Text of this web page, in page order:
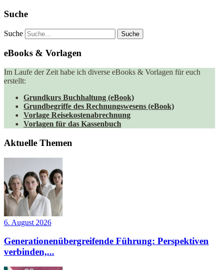
Suche
Suche
eBooks & Vorlagen
Im Laufe der Zeit habe ich diverse eBooks & Vorlagen für euch
erstellt:
Grundkurs Buchhaltung (eBook)
Grundbegriffe des Rechnungswesens (eBook)
Vorlage Reisekostenabrechnung
Vorlagen für das Kassenbuch
Aktuelle Themen
6. August 2026
Generationenübergreifende Führung: Perspektiven
verbinden,...